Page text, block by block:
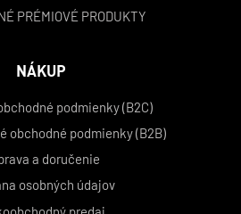
PRÉMIOVÉ PRODUKTY
NÁKUP
podmienky (B2C)
obchodné podmienky (B2B)
a doručenie
osobných údajov
predaj